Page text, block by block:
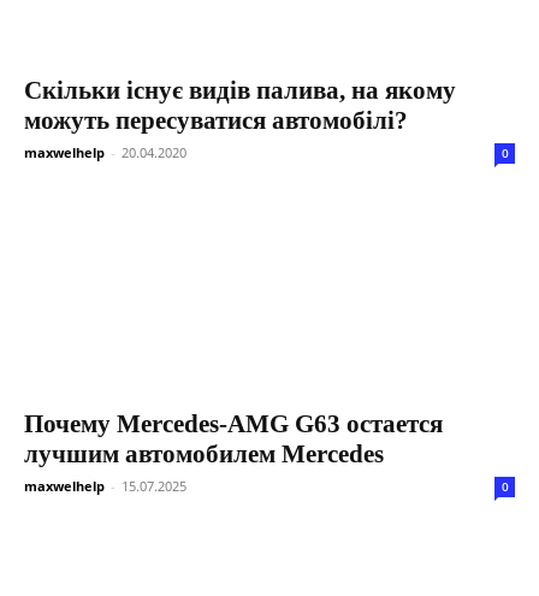
Скільки існує видів палива, на якому
можуть пересуватися автомобілі?
maxwelhelp - 20.04.2020 0
Почему Mercedes-AMG G63 остается
лучшим автомобилем Mercedes
maxwelhelp - 15.07.2025 0